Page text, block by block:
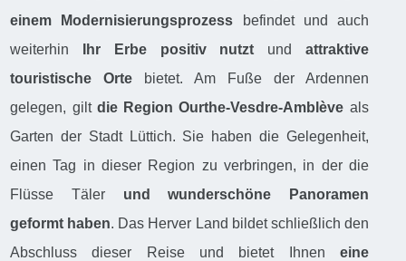
einem Modernisierungsprozess befindet und auch
weiterhin
Ihr Erbe positiv nutzt und attraktive
touristische Orte bietet. Am Fuße der Ardennen
gelegen, gilt die Region Ourthe-Vesdre-Amblève als
Garten der Stadt Lüttich. Sie haben die Gelegenheit,
einen Tag in dieser Region zu verbringen, in der die
Flüsse Täler und wunderschöne Panoramen
geformt haben. Das Herver Land bildet schließlich den
Abschluss dieser Reise und bietet Ihnen eine